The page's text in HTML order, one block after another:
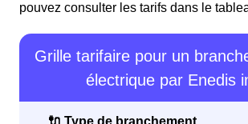
pouvez consulter les tarifs dans le
Grille tarifaire pour un
électrique par Enedis